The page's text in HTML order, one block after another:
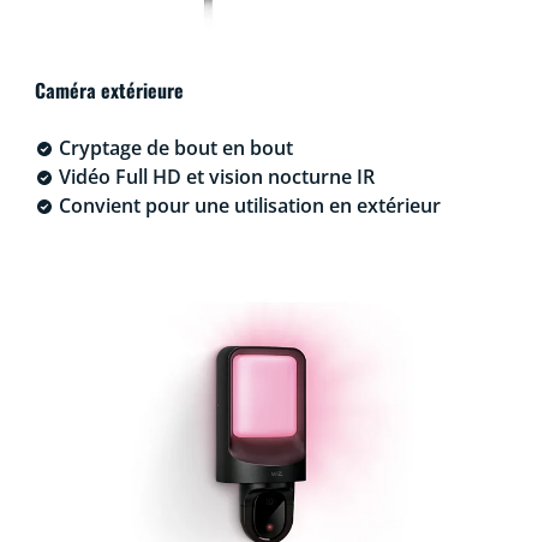
Caméra extérieure
Cryptage de bout en bout
Vidéo Full HD et vision nocturne IR
Convient pour une utilisation en extérieur